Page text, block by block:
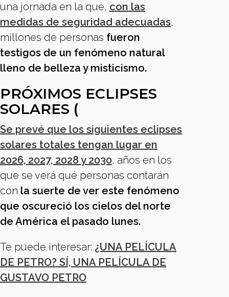
una jornada en la que, con las
medidas de seguridad adecuadas,
millones de personas fueron
testigos de un fenómeno natural
lleno de belleza y misticismo.
PRÓXIMOS ECLIPSES
SOLARES (
Se prevé que los siguientes eclipses
solares totales tengan lugar en
2026, 2027, 2028 y 2030, años en los
que se verá qué personas contarán
con la suerte de ver este fenómeno
que oscureció los cielos del norte
de América el pasado lunes.
Te puede interesar: ¿UNA PELÍCULA
DE PETRO? SÍ, UNA PELÍCULA DE
GUSTAVO PETRO